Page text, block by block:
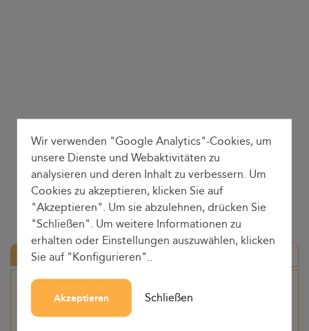
Hin-und Rückfahrt
Herkunft
Wir verwenden "Google Analytics"-Cookies, um
unsere Dienste und Webaktivitäten zu
analysieren und deren Inhalt zu verbessern. Um
Cookies zu akzeptieren, klicken Sie auf
"Akzeptieren". Um sie abzulehnen, drücken Sie
"Schließen". Um weitere Informationen zu
erhalten oder Einstellungen auszuwählen, klicken
Sie auf "Konfigurieren"..
Akzeptieren Schließen